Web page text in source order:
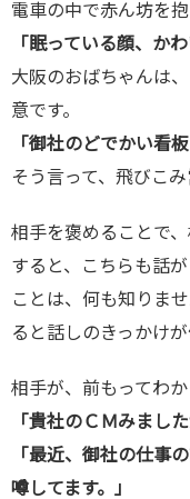
電車の中で赤ん坊を
「眠っている顔、か
大阪のおばちゃんは
意です。
「御社のどでかい看
そう言って、飛びこ
相手を褒めることで
すると、こちらも話
ことは、何も知りま
ると話しのきっかけが
相手が、前もってわか
「貴社のＣＭみまし
「最近、御社の仕事
噂してます。」